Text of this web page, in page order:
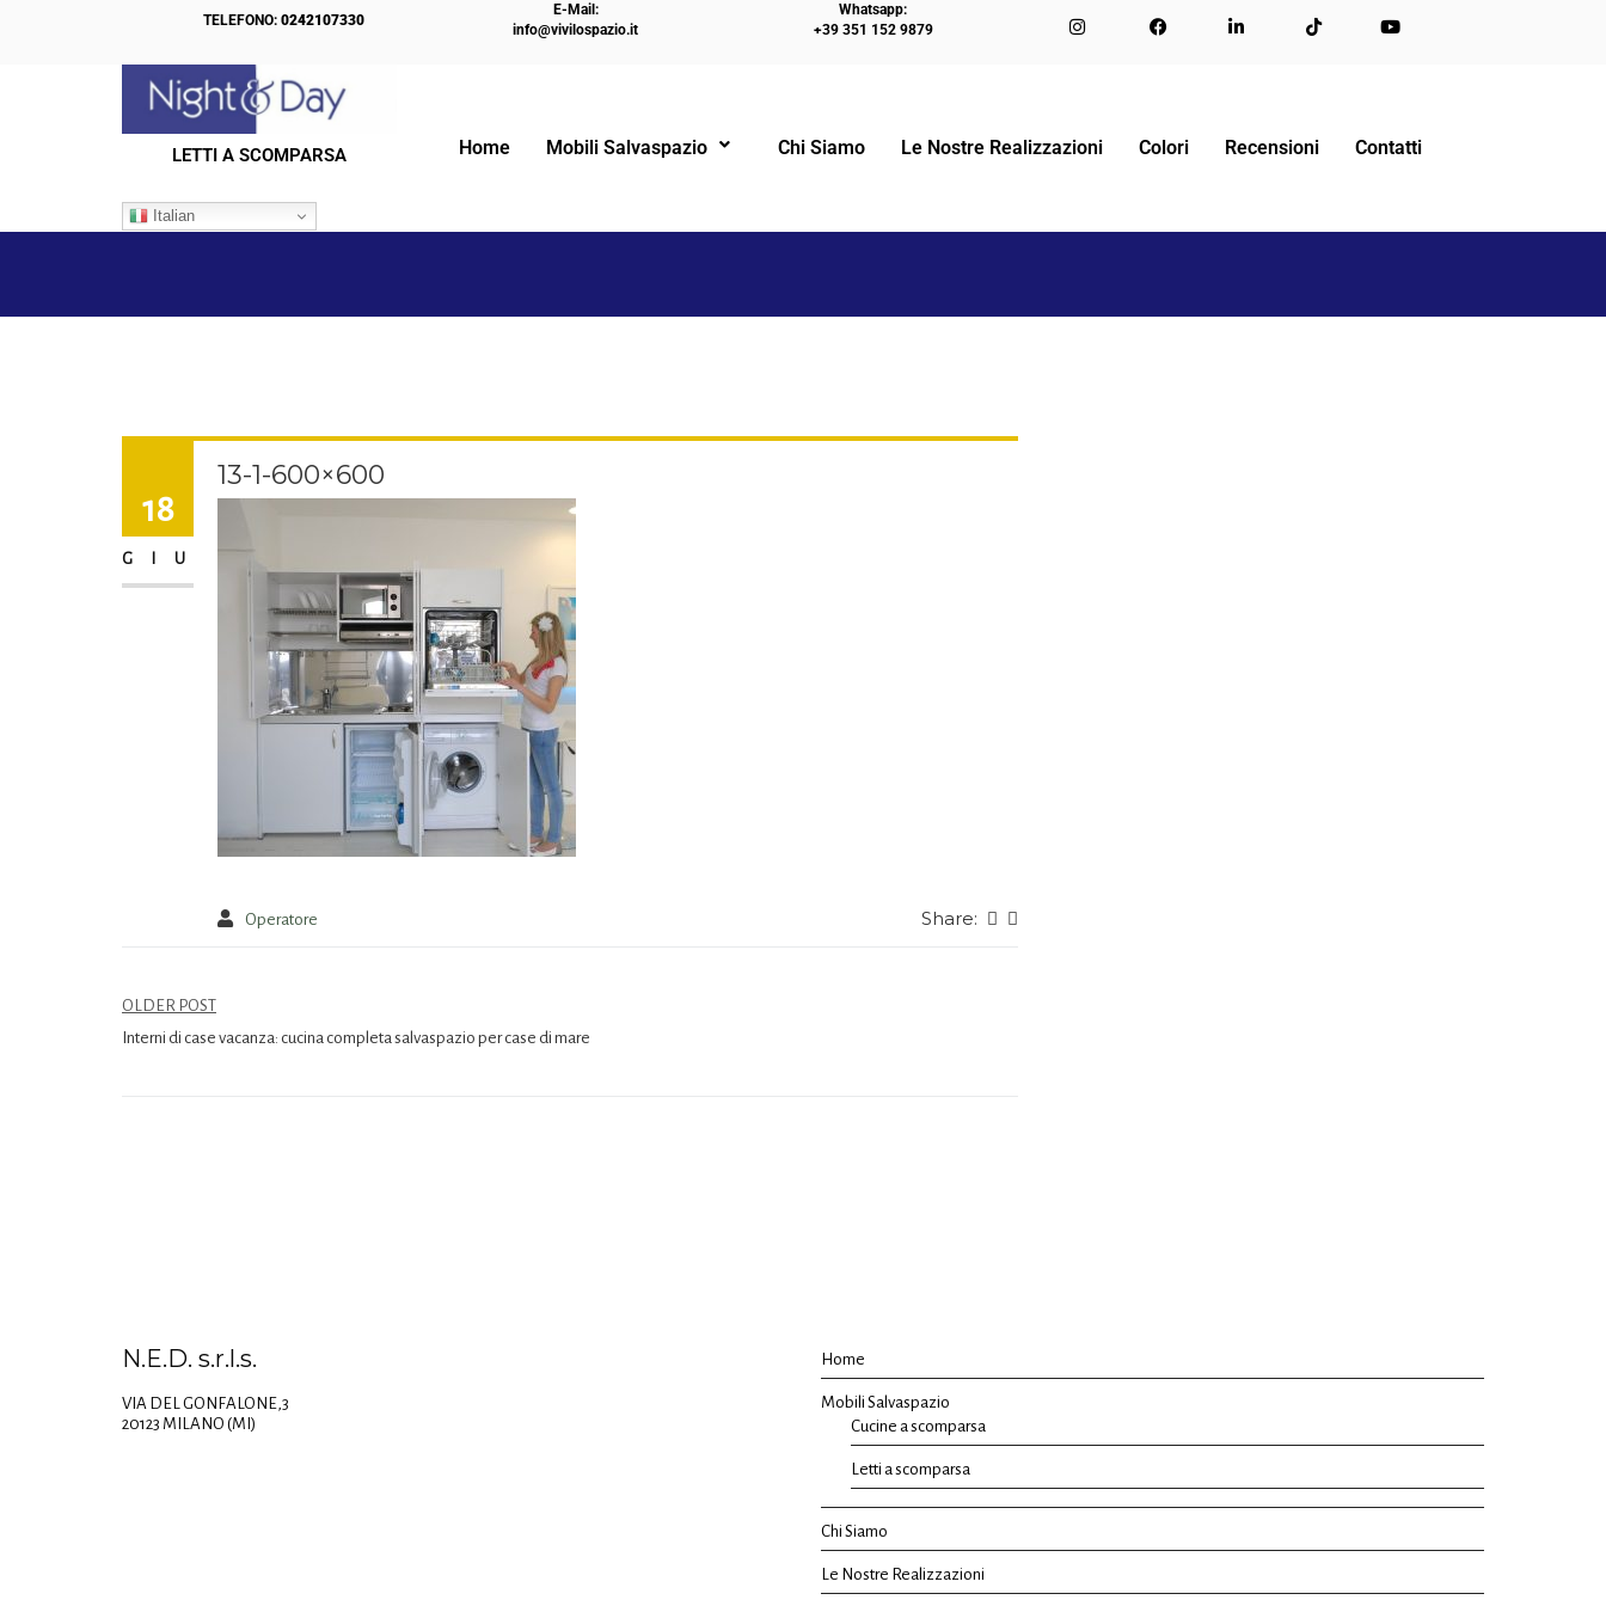
TELEFONO:0242107330
E-Mail:
info@vivilospazio.it
Whatsapp:
+39 351 152 9879
LETTI A SCOMPARSA
Italian
Home Mobili Salvaspazio Chi Siamo Le Nostre Realizzazioni Colori Recensioni Contatti
IL NOSTRO BLOG!
18
GIU
13-1-600×600
Operatore Share:
OLDER POST
Interni di case vacanza: cucina completa salvaspazio per case di mare
N.E.D. s.r.l.s.
VIA DEL GONFALONE,3
20123 MILANO (MI)
Home
Mobili Salvaspazio
Cucine a scomparsa
Letti a scomparsa
Chi Siamo
Le Nostre Realizzazioni